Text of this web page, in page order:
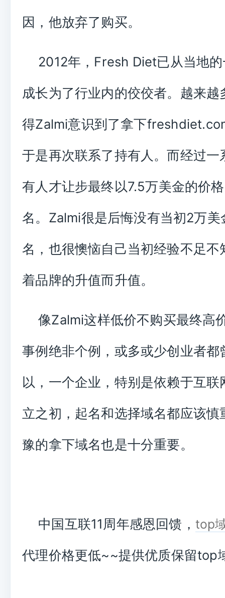
因，他放弃了购买。
2012年，Fresh Diet已从当地
成长为了行业内的佼佼者。越来越
得Zalmi意识到了拿下
于是再次联系了持有人。而经过一
有人才让步最终以7.5万美金的价
名。Zalmi很是后悔没有当初2万美
名，也很懊恼自己当初经验不足不
着品牌的升值而升值。
像Zalmi这样低价不购买最终高
事例绝非个例，或多或少创业者都
以，一个企业，特别是依赖于互联
立之初，起名和选择域名都应该慎
豫的拿下域名也是十分重要。
中国互联11周年感恩回馈， top
代理价格更低~~提供优质保留top